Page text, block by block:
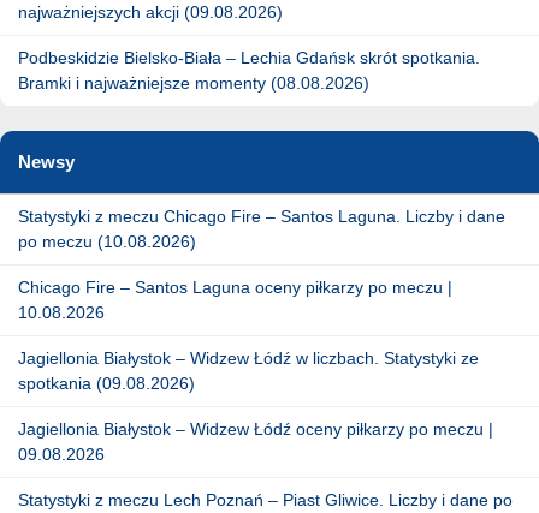
najważniejszych akcji (09.08.2026)
Podbeskidzie Bielsko-Biała – Lechia Gdańsk skrót spotkania.
Bramki i najważniejsze momenty (08.08.2026)
Newsy
Statystyki z meczu Chicago Fire – Santos Laguna. Liczby i dane
po meczu (10.08.2026)
Chicago Fire – Santos Laguna oceny piłkarzy po meczu |
10.08.2026
Jagiellonia Białystok – Widzew Łódź w liczbach. Statystyki ze
spotkania (09.08.2026)
Jagiellonia Białystok – Widzew Łódź oceny piłkarzy po meczu |
09.08.2026
Statystyki z meczu Lech Poznań – Piast Gliwice. Liczby i dane po